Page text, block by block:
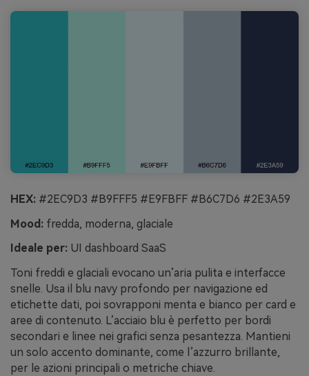
HEX: #2EC9D3 #B9FFF5 #E9FBFF #B6C7D6 #2E3A59
Mood: fredda, moderna, glaciale
Ideale per: UI dashboard SaaS
Toni freddi e glaciali evocano un’aria pulita e interfacce
snelle. Usa il blu navy profondo per navigazione ed
etichette dati, poi sovrapponi menta e bianco per card e
aree di contenuto. L’acciaio blu è perfetto per bordi
secondari e linee nei grafici senza pesantezza. Mantieni
un solo accento dominante, come l’azzurro brillante,
per le azioni principali o metriche chiave.